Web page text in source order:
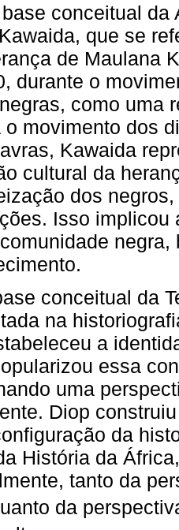
conceitual
que se
de Maulana
durante o
como uma
o movimento dos
Kawaida
cultural da
dos
Isso
conceitual da
na
a
essa
uma
Diop
da
História da
tanto da
da